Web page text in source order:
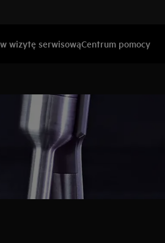
wizytę serwisowąCentrum pomocy